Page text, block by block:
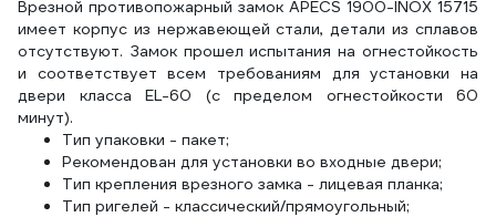
Врезной противопожарный замок APECS 1900-INOX 15715
имеет корпус из нержавеющей стали, детали из сплавов
отсутствуют. Замок прошел испытания на огнестойкость
и соответствует всем требованиям для установки на
двери класса ЕL-60 (с пределом огнестойкости 60
минут).
Тип упаковки - пакет;
Рекомендован для установки во входные двери;
Тип крепления врезного замка - лицевая планка;
Тип ригелей - классический/прямоугольный;